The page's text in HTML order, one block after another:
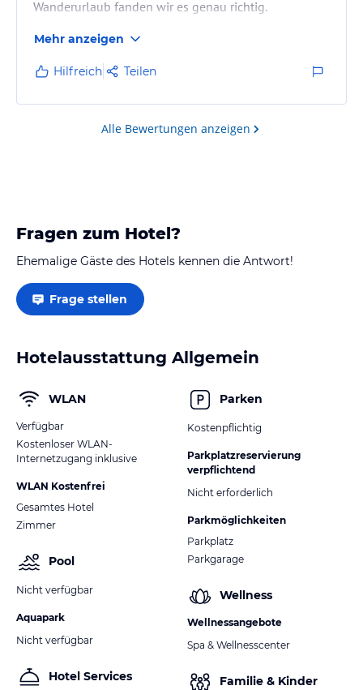
Wanderurlaub fanden wir es genau richtig.
Mehr anzeigen
Hilfreich Teilen
Alle Bewertungen anzeigen
Fragen zum Hotel?
Ehemalige Gäste des Hotels kennen die Antwort!
Frage stellen
Hotelausstattung Allgemein
WLAN
Verfügbar
Kostenloser WLAN-
Internetzugang inklusive
WLAN Kostenfrei
Gesamtes Hotel
Zimmer
Pool
Nicht verfügbar
Aquapark
Nicht verfügbar
Hotel Services
Parken
Kostenpflichtig
Parkplatzreservierung
verpflichtend
Nicht erforderlich
Parkmöglichkeiten
Parkplatz
Parkgarage
Wellness
Wellnessangebote
Spa & Wellnesscenter
Familie & Kinder